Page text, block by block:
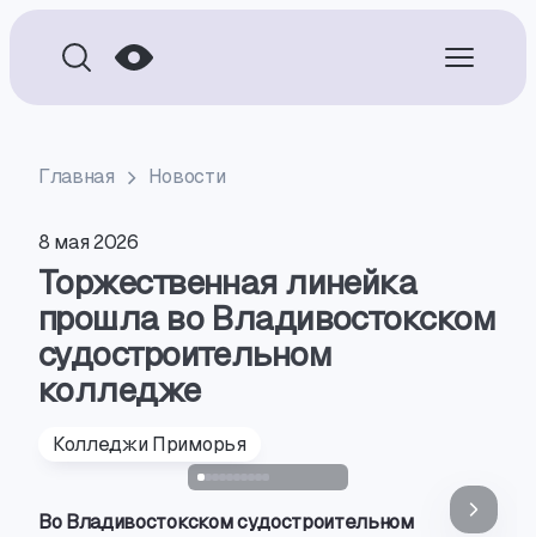
Главная Новости
8 мая 2026
Торжественная линейка
прошла во Владивостокском
судостроительном
колледже
Колледжи Приморья
Во Владивостокском судостроительном